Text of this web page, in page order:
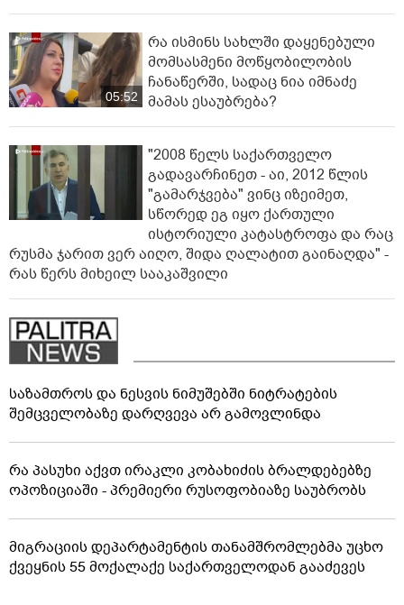
05:52
რა ისმინს სახლში დაყენებული
მომსასმენი მოწყობილობის
ჩანაწერში, სადაც ნია იმნაძე
მამას ესაუბრება?
"2008 წელს საქართველო
გადავარჩინეთ - აი, 2012 წლის
"გამარჯვება" ვინც იზეიმეთ,
სწორედ ეგ იყო ქართული
ისტორიული კატასტროფა და რაც
რუსმა ჯარით ვერ აიღო, შიდა ღალატით გაინაღდა" -
რას წერს მიხეილ სააკაშვილი
საზამთროს და ნესვის ნიმუშებში ნიტრატების
შემცველობაზე დარღვევა არ გამოვლინდა
რა პასუხი აქვთ ირაკლი კობახიძის ბრალდებებზე
ოპოზიციაში - პრემიერი რუსოფობიაზე საუბრობს
მიგრაციის დეპარტამენტის თანამშრომლებმა უცხო
ქვეყნის 55 მოქალაქე საქართველოდან გააძევეს